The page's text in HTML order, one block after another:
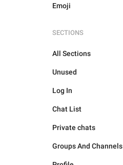
Emoji
SECTIONS
All Sections
Unused
Log In
Chat List
Private chats
Groups And Channels